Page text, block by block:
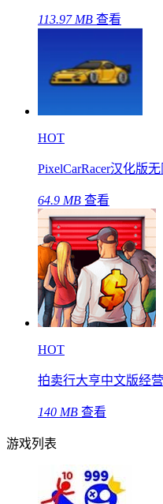
113.97 MB 查看
HOT
PixelCarRacer汉化版
64.9 MB 查看
HOT
拍卖行大亨中文版经
140 MB 查看
游戏列表